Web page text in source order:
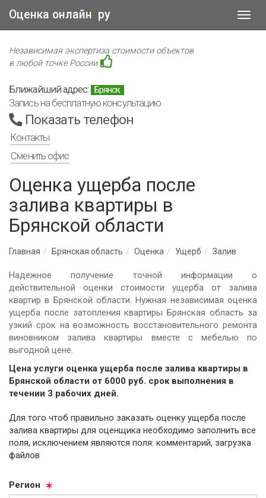
Оценка онлайн • ру
Независимая экспертиза стоимости объектов
в любой точке России
Ближайший адрес: Брянск
Запись на бесплатную консультацию
Показать телефон
Контакты
Сменить офис
Оценка ущерба после
залива квартиры в
Брянской области
Главная Брянская область Оценка Ущерб Залив
Надежное получение точной информации о
действительной оценки стоимости ущерба от залива
квартир в Брянской области. Нужная независимая оценка
ущерба после затопления квартиры Брянская область за
узкий срок на возможность восстановительного ремонта
виновником залива квартиры вместе с мебелью по
выгодной цене.
Цена услуги оценка ущерба после залива квартиры в
Брянской области от 6000 руб. cрок выполнения в
течении 3 рабочих дней.
Для того чтоб правильно заказать оценку ущерба после
залива квартиры для оценщика необходимо заполнить все
поля, исключением являются поля: комментарий, загрузка
файлов
Ре­ги­он